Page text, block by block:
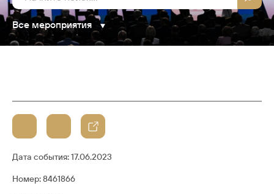
Все мероприятия
Дата события:17.06.2023
Номер: 8461866